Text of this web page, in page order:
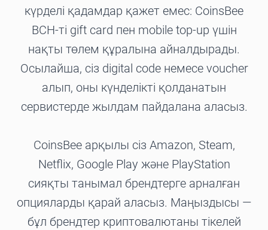
күрделі қадамдар қажет емес: CoinsBee
BCH-ті gift card пен mobile top-up үшін
нақты төлем құралына айналдырады.
Осылайша, сіз digital code немесе voucher
алып, оны күнделікті қолданатын
сервистерде жылдам пайдалана аласыз.
CoinsBee арқылы сіз Amazon, Steam,
Netflix, Google Play және PlayStation
сияқты танымал брендтерге арналған
опцияларды қарай аласыз. Маңыздысы —
бұл брендтер криптовалютаны тікелей